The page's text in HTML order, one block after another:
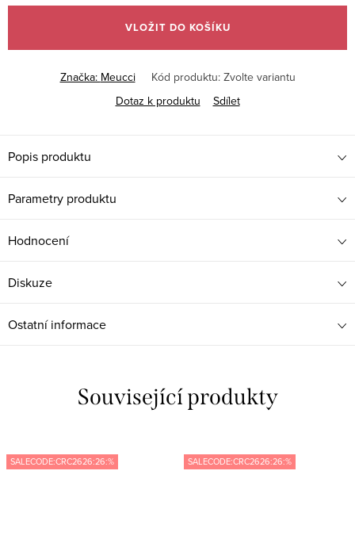
cena:
VLOŽIT DO KOŠÍKU
Značka: Meucci Kód produktu: Zvolte variantu
Dotaz k produktu
Sdílet
Popis produktu
Parametry produktu
Hodnocení
Diskuze
Ostatní informace
Související produkty
SALECODE:CRC2626:26:% SALECODE:CRC2626:26:%